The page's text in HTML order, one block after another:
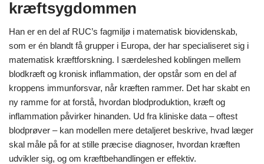
kræftsygdommen
Han er en del af RUC’s fagmiljø i matematisk biovidenskab,
som er én blandt få grupper i Europa, der har specialiseret sig i
matematisk kræftforskning. I særdeleshed koblingen mellem
blodkræft og kronisk inflammation, der opstår som en del af
kroppens immunforsvar, når kræften rammer. Det har skabt en
ny ramme for at forstå, hvordan blodproduktion, kræft og
inflammation påvirker hinanden. Ud fra kliniske data – oftest
blodprøver – kan modellen mere detaljeret beskrive, hvad læger
skal måle på for at stille præcise diagnoser, hvordan kræften
udvikler sig, og om kræftbehandlingen er effektiv.